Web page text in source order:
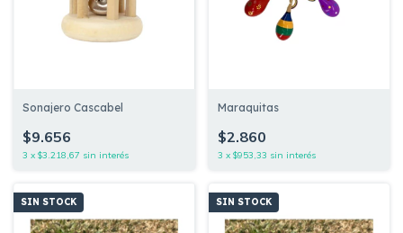
Sonajero Cascabel
$9.656
3 x $3.218,67 sin interés
Maraquitas
$2.860
3 x $953,33 sin interés
SIN STOCK SIN STOCK